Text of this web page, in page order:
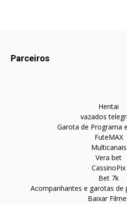
Parceiros
Hentai
vazados
Garota de Programa
FuteMAX
Multicanais
Vera bet
CassinoPix
Bet 7k
Acompanhantes e garotas de
Baixar